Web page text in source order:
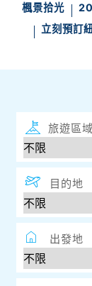
楓景拾光
立刻預訂
旅遊區域
目的地
出發地